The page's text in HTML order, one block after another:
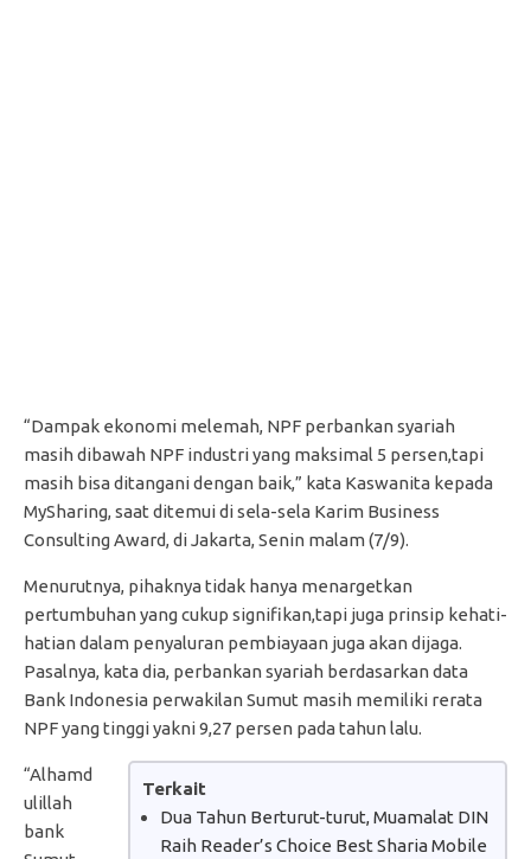
“Dampak ekonomi melemah, NPF perbankan syariah
masih dibawah NPF industri yang maksimal 5 persen,tapi
masih bisa ditangani dengan baik,” kata Kaswanita kepada
MySharing, saat ditemui di sela-sela Karim Business
Consulting Award, di Jakarta, Senin malam (7/9).
Menurutnya, pihaknya tidak hanya menargetkan
pertumbuhan yang cukup signifikan,tapi juga prinsip kehati-
hatian dalam penyaluran pembiayaan juga akan dijaga.
Pasalnya, kata dia, perbankan syariah berdasarkan data
Bank Indonesia perwakilan Sumut masih memiliki rerata
NPF yang tinggi yakni 9,27 persen pada tahun lalu.
Terkait
Dua Tahun Berturut-turut, Muamalat DIN
Raih Reader’s Choice Best Sharia Mobile
“Alhamd
ulillah
bank